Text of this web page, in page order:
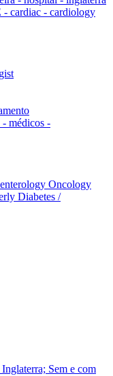
cardiac - cardiology
médicos -
Oncology
Diabetes /
Sem e com